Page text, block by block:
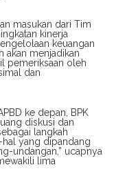
masukan dari Tim
kinerja
keuangan
akan menjadikan
pemeriksaan oleh
dan
ke depan, BPK
diskusi dan
langkah
yang dipandang
undangan,” ucapnya
lima